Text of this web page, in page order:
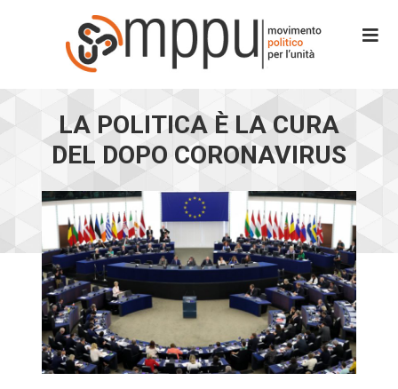
LA POLITICA È LA CURA
DEL DOPO CORONAVIRUS